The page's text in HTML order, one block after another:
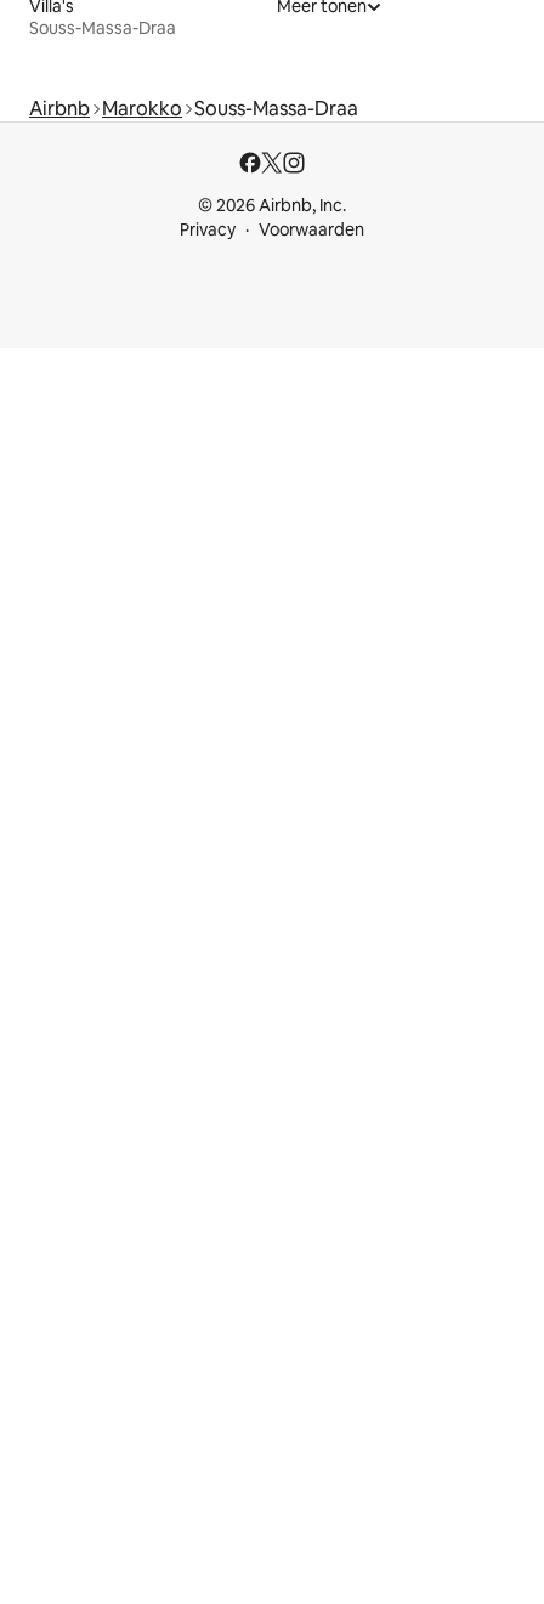
Villa's
Souss-Massa-Draa
Meer tonen
Airbnb Marokko Souss-Massa-Draa
© 2026 Airbnb, Inc.
Privacy
Voorwaarden